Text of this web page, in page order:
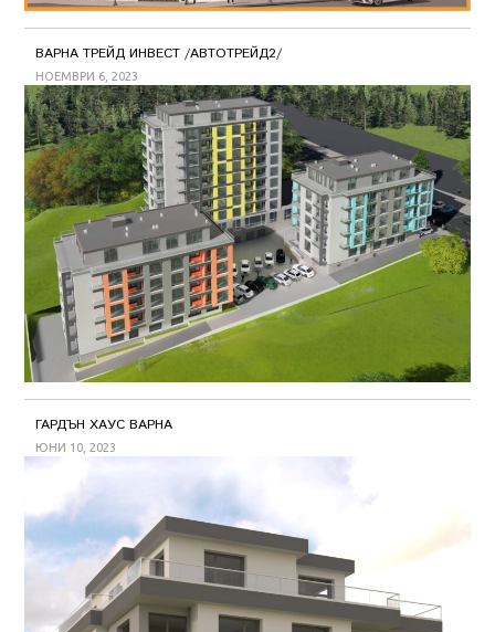
ВАРНА ТРЕЙД ИНВЕСТ /АВТОТРЕЙД2/
НОЕМВРИ 6, 2023
ГАРДЪН ХАУС ВАРНА
ЮНИ 10, 2023